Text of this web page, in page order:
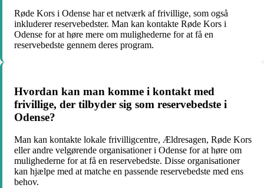
Røde Kors i Odense har et netværk af frivillige, som også
inkluderer reservebedster. Man kan kontakte Røde Kors i
Odense for at høre mere om mulighederne for at få en
reservebedste gennem deres program.
Hvordan kan man komme i kontakt med
frivillige, der tilbyder sig som reservebedste i
Odense?
Man kan kontakte lokale frivilligcentre, Ældresagen, Røde Kors
eller andre velgørende organisationer i Odense for at høre om
mulighederne for at få en reservebedste. Disse organisationer
kan hjælpe med at matche en passende reservebedste med ens
behov.